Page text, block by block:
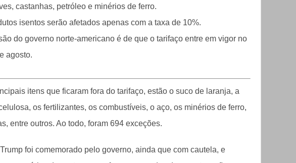
castanhas, petróleo e minérios de ferro.
isentos serão afetados apenas com a taxa de 10%.
do governo norte-americano é de que o tarifaço entre em vigor no
agosto.
itens que ficaram fora do tarifaço, estão o suco de laranja, a
os fertilizantes, os combustíveis, o aço, os minérios de ferro,
entre outros. Ao todo, foram 694 exceções.
foi comemorado pelo governo, ainda que com cautela, e